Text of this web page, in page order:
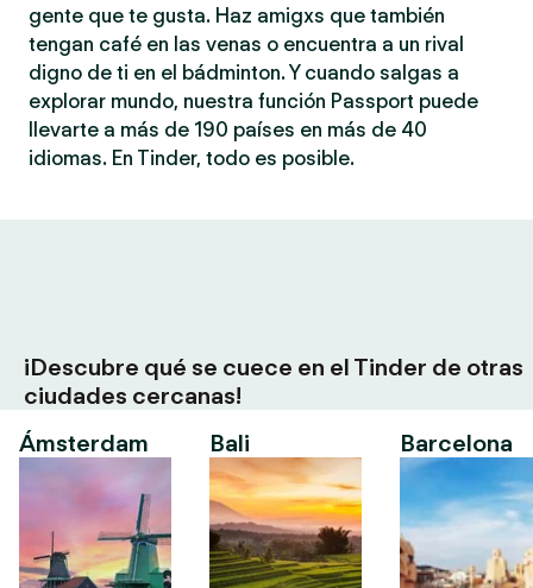
gente que te gusta. Haz amigxs que también
tengan café en las venas o encuentra a un rival
digno de ti en el bádminton. Y cuando salgas a
explorar mundo, nuestra función Passport puede
llevarte a más de 190 países en más de 40
idiomas. En Tinder, todo es posible.
¡Descubre qué se cuece en el Tinder de otras
ciudades cercanas!
Ámsterdam
Bali Barcelona